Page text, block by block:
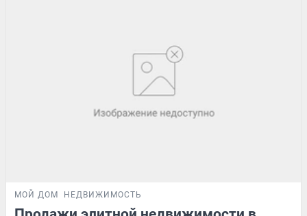
МОЙ ДОМ НЕДВИЖИМОСТЬ